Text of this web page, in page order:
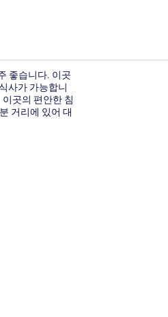
2 개의 레스토랑, 아침 식사,
좋습니다. 이곳
사가 가능합니
곳의 편안한 침
거리에 있어 대